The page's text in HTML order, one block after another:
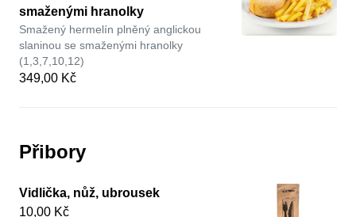
smaženými hranolky
Smažený hermelín plněný anglickou
slaninou se smaženými hranolky
(1,3,7,10,12)
349,00 Kč
Přibory
Vidlička, nůž, ubrousek
10,00 Kč